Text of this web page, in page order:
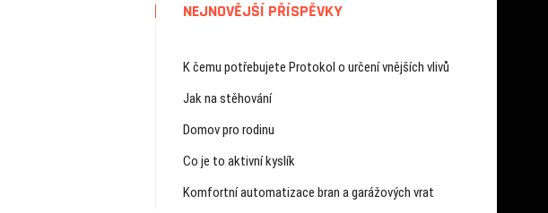
NEJNOVĚJŠÍ PŘÍSPĚVKY
K čemu potřebujete Protokol o určení vnějších vlivů
Jak na stěhování
Domov pro rodinu
Co je to aktivní kyslík
Komfortní automatizace bran a garážových vrat